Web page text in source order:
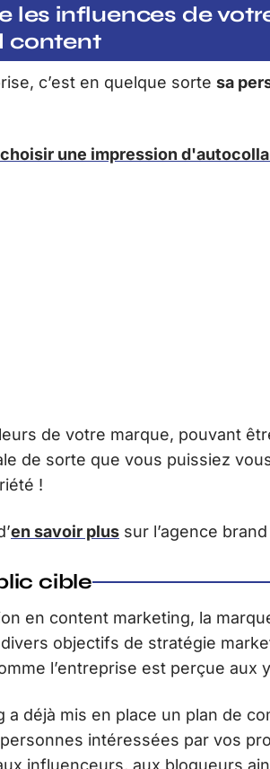
les influences de
content
c’est en quelque sorte sa
une impression
de votre marque, pouvant
de sorte que vous puissiez
!
en savoir plus sur l’agence
cible
en content marketing, la
objectifs de stratégie
l’entreprise est perçue aux
a déjà mis en place un plan de
intéressées par vos
influenceurs, aux blogueurs